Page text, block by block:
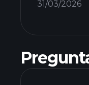
31/03/2026